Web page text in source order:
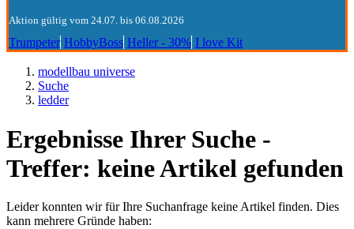
Aktion gültig vom 24.07. bis 06.08.2026
Trumpeter HobbyBoss Heller - 30% I love Kit
modellbau universe
Suche
ledder
Ergebnisse Ihrer Suche -
Treffer: keine Artikel gefunden
Leider konnten wir für Ihre Suchanfrage keine Artikel finden. Dies
kann mehrere Gründe haben: